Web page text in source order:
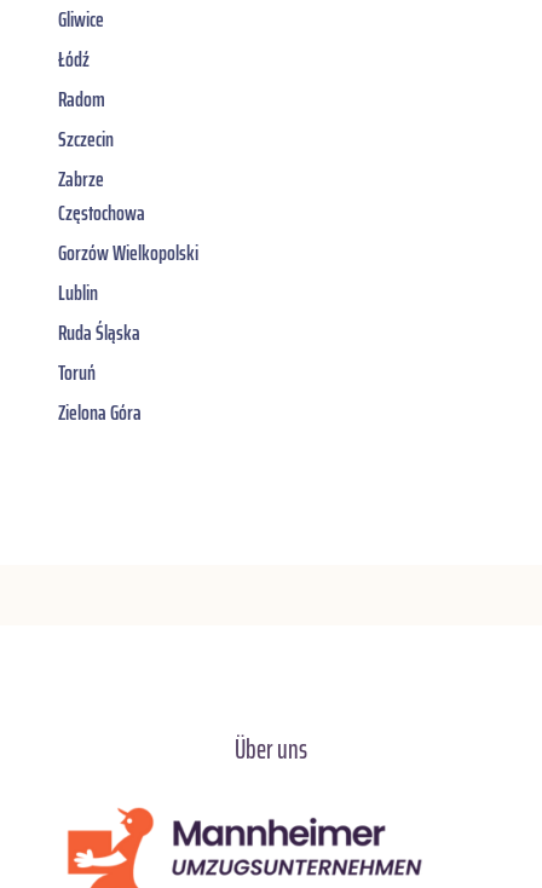
Gliwice
Łódź
Radom
Szczecin
Zabrze
Częstochowa
Gorzów Wielkopolski
Lublin
Ruda Śląska
Toruń
Zielona Góra
Über uns